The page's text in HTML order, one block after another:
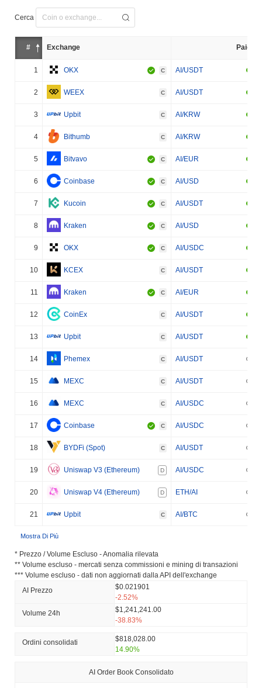
Cerca
# Exchange Paio
1 OKX C AI/USDT
2 WEEX C AI/USDT
3 Upbit C AI/KRW
4 Bithumb C AI/KRW
5 Bitvavo C AI/EUR
6 Coinbase C AI/USD
7 Kucoin C AI/USDT
8 Kraken C AI/USD
9 OKX C AI/USDC
10 KCEX C AI/USDT
11 Kraken C AI/EUR
12 CoinEx C AI/USDT
13 Upbit C AI/USDT
14 Phemex C AI/USDT
15 MEXC C AI/USDT
16 MEXC C AI/USDC
17 Coinbase C AI/USDC
18 BYDFi (Spot) C AI/USDT
19 Uniswap V3 (Ethereum) D AI/USDC
20 Uniswap V4 (Ethereum) D ETH/AI
21 Upbit C AI/BTC
Mostra Di Più
* Prezzo / Volume Escluso - Anomalia rilevata
** Volume escluso - mercati senza commissioni e mining di transazioni
*** Volume escluso - dati non aggiornati dalla API dell'exchange
AI Prezzo
$0.021901
-2.52%
Volume 24h
$1,241,241.00
-38.83%
Ordini consolidati
$818,028.00
14.90%
AI Order Book Consolidato